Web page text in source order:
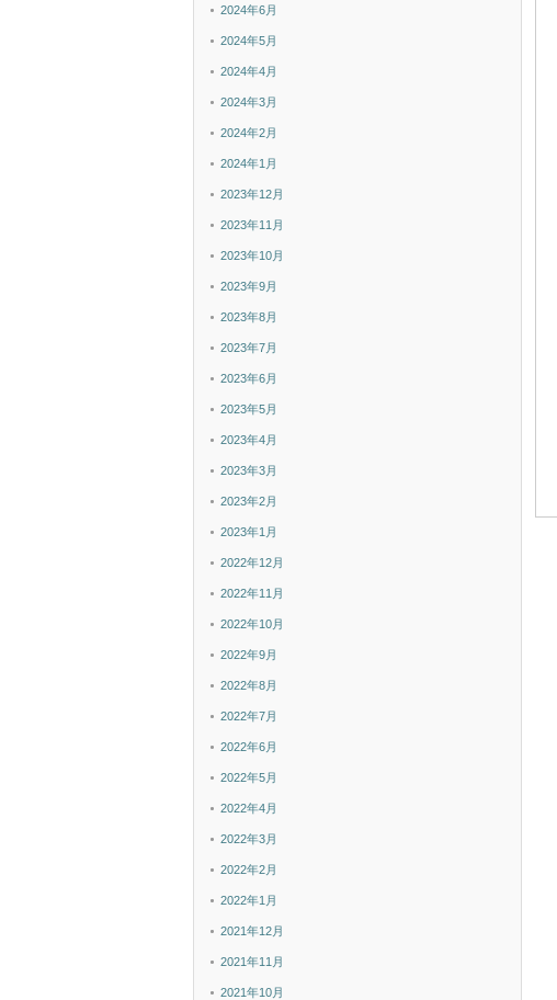
2024年6月
2024年5月
2024年4月
2024年3月
2024年2月
2024年1月
2023年12月
2023年11月
2023年10月
2023年9月
2023年8月
2023年7月
2023年6月
2023年5月
2023年4月
2023年3月
2023年2月
2023年1月
2022年12月
2022年11月
2022年10月
2022年9月
2022年8月
2022年7月
2022年6月
2022年5月
2022年4月
2022年3月
2022年2月
2022年1月
2021年12月
2021年11月
2021年10月